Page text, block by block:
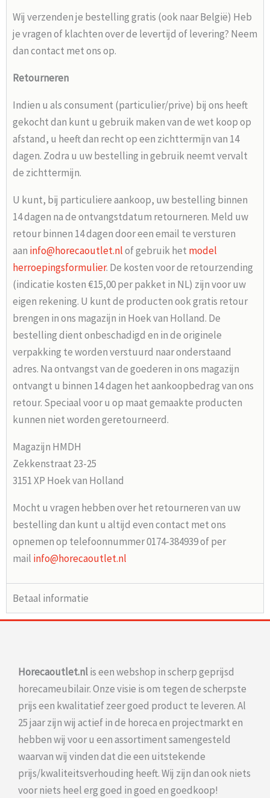
Wij verzenden je bestelling gratis (ook naar België) Heb
je vragen of klachten over de levertijd of levering? Neem
dan contact met ons op.
Retourneren
Indien u als consument (particulier/prive) bij ons heeft
gekocht dan kunt u gebruik maken van de wet koop op
afstand, u heeft dan recht op een zichttermijn van 14
dagen. Zodra u uw bestelling in gebruik neemt vervalt
de zichttermijn.
U kunt, bij particuliere aankoop, uw bestelling binnen
14 dagen na de ontvangstdatum retourneren. Meld uw
retour binnen 14 dagen door een email te versturen
aan info@horecaoutlet.nlof gebruik het model
herroepingsformulier. De kosten voor de retourzending
(indicatie kosten €15,00 per pakket in NL) zijn voor uw
eigen rekening. U kunt de producten ook gratis retour
brengen in ons magazijn in Hoek van Holland. De
bestelling dient onbeschadigd en in de originele
verpakking te worden verstuurd naar onderstaand
adres. Na ontvangst van de goederen in ons magazijn
ontvangt u binnen 14 dagen het aankoopbedrag van ons
retour. Speciaal voor u op maat gemaakte producten
kunnen niet worden geretourneerd.
Magazijn HMDH
Zekkenstraat 23-25
3151 XP Hoek van Holland
Mocht u vragen hebben over het retourneren van uw
bestelling dan kunt u altijd even contact met ons
opnemen op telefoonnummer 0174-384939 of per
mail info@horecaoutlet.nl
Betaal informatie
Horecaoutlet.nlis een webshop in scherp geprijsd
horecameubilair. Onze visie is om tegen de scherpste
prijs een kwalitatief zeer goed product te leveren. Al
25 jaar zijn wij actief in de horeca en projectmarkt en
hebben wij voor u een assortiment samengesteld
waarvan wij vinden dat die een uitstekende
prijs/kwaliteitsverhouding heeft. Wij zijn dan ook niets
voor niets heel erg goed in goed en goedkoop!